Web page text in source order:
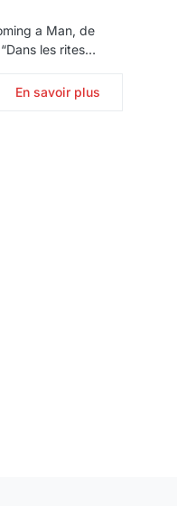
a Man, de
les rites…
En savoir plus